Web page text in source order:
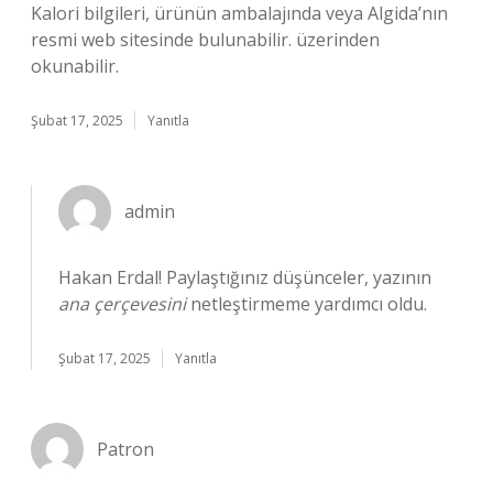
Kalori bilgileri, ürünün ambalajında veya Algida’nın
resmi web sitesinde bulunabilir. üzerinden
okunabilir.
Şubat 17, 2025 Yanıtla
admin
Hakan Erdal! Paylaştığınız düşünceler, yazının
ana çerçevesininetleştirmeme yardımcı oldu.
Şubat 17, 2025 Yanıtla
Patron